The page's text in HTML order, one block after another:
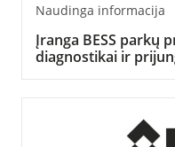
Naudinga informacija
Įranga BESS parkų
diagnostikai ir